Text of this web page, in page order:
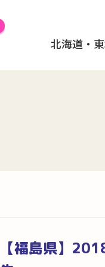
北海道・
【福島県】